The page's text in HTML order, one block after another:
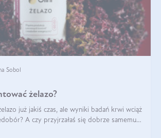
Sobol
żelazo?
już jakiś czas, ale wyniki badań krwi wciąż
A czy przyjrzałaś się dobrze samemu